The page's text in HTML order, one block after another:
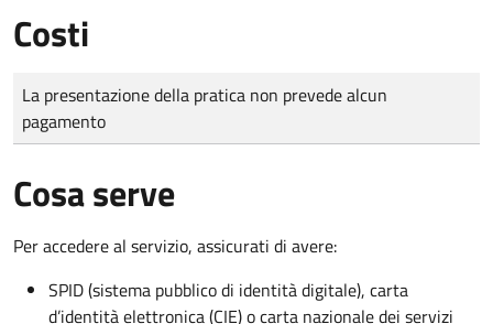
Costi
Tipo di pagamento
Importo
La presentazione della pratica non prevede alcun
pagamento
Cosa serve
Per accedere al servizio, assicurati di avere:
SPID (sistema pubblico di identità digitale), carta
d’identità elettronica (CIE) o carta nazionale dei servizi